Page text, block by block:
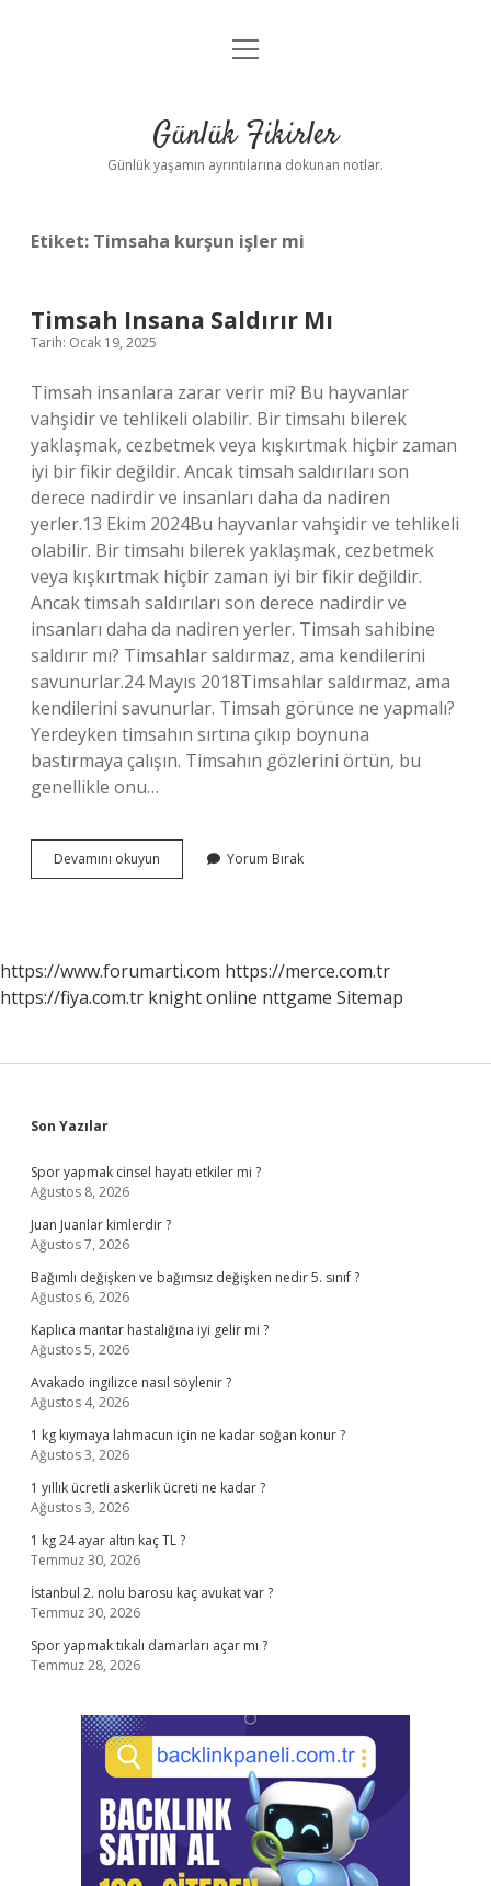
Anasayfa
Yasal Uyarı
menüyü
Günlük Fikirler
Günlük yaşamın ayrıntılarına dokunan notlar.
Etiket: Timsaha kurşun işler mi
Timsah Insana Saldırır Mı
Tarih: Ocak 19, 2025
Timsah insanlara zarar verir mi? Bu hayvanlar
vahşidir ve tehlikeli olabilir. Bir timsahı bilerek
yaklaşmak, cezbetmek veya kışkırtmak hiçbir zaman
iyi bir fikir değildir. Ancak timsah saldırıları son
derece nadirdir ve insanları daha da nadiren
yerler.13 Ekim 2024Bu hayvanlar vahşidir ve tehlikeli
olabilir. Bir timsahı bilerek yaklaşmak, cezbetmek
veya kışkırtmak hiçbir zaman iyi bir fikir değildir.
Ancak timsah saldırıları son derece nadirdir ve
insanları daha da nadiren yerler. Timsah sahibine
saldırır mı? Timsahlar saldırmaz, ama kendilerini
savunurlar.24 Mayıs 2018Timsahlar saldırmaz, ama
kendilerini savunurlar. Timsah görünce ne yapmalı?
Yerdeyken timsahın sırtına çıkıp boynuna
bastırmaya çalışın. Timsahın gözlerini örtün, bu
genellikle onu…
Devamını okuyun
Insana
Yorum Bırak
https://www.forumarti.com https://merce.com.tr
https://fiya.com.tr knight online nttgame Sitemap
Sidebar
Son Yazılar
Spor yapmak cinsel hayatı etkiler mi ?
Ağustos 8, 2026
Juan Juanlar kimlerdir ?
Ağustos 7, 2026
Bağımlı değişken ve bağımsız değişken nedir 5. sınıf ?
Ağustos 6, 2026
Kaplıca mantar hastalığına iyi gelir mi ?
Ağustos 5, 2026
Avakado ingilizce nasıl söylenir ?
Ağustos 4, 2026
1 kg kıymaya lahmacun için ne kadar soğan konur ?
Ağustos 3, 2026
1 yıllık ücretli askerlik ücreti ne kadar ?
Ağustos 3, 2026
1 kg 24 ayar altın kaç TL ?
Temmuz 30, 2026
İstanbul 2. nolu barosu kaç avukat var ?
Temmuz 30, 2026
Spor yapmak tıkalı damarları açar mı ?
Temmuz 28, 2026